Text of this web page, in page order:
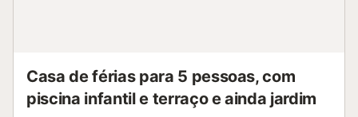
Casa de férias para 5 pessoas, com
piscina infantil e terraço e ainda jardim